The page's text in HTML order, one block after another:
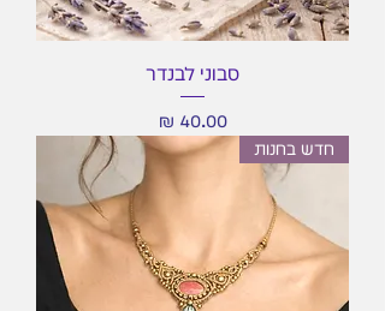
סבוני לבנדר
מחיר‏40.00 ‏₪
חדש בחנות